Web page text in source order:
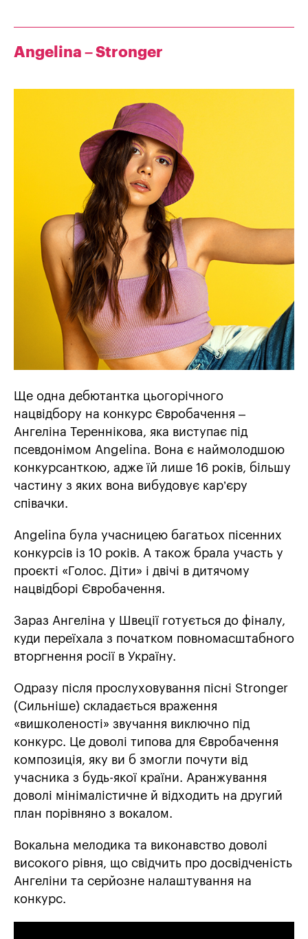
Angelina – Stronger
Ще одна дебютантка цьогорічного
нацвідбору на конкурс Євробачення –
Ангеліна Тереннікова, яка виступає під
псевдонімом Angelina. Вона є наймолодшою
конкурсанткою, адже їй лише 16 років, більшу
частину з яких вона вибудовує кар’єру
співачки.
Angelina була учасницею багатьох пісенних
конкурсів із 10 років. А також брала участь у
проєкті «Голос. Діти» і двічі в дитячому
нацвідборі Євробачення.
Зараз Ангеліна у Швеції готується до фіналу,
куди переїхала з початком повномасштабного
вторгнення росії в Україну.
Одразу після прослуховування пісні Stronger
(Сильніше) складається враження
«вишколеності» звучання виключно під
конкурс. Це доволі типова для Євробачення
композиція, яку ви б змогли почути від
учасника з будь-якої країни. Аранжування
доволі мінімалістичне й відходить на другий
план порівняно з вокалом.
Вокальна мелодика та виконавство доволі
високого рівня, що свідчить про досвідченість
Ангеліни та серйозне налаштування на
конкурс.